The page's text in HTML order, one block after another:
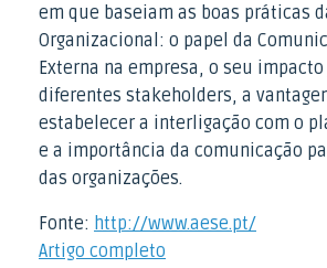
em que baseiam as boas práticas
Organizacional: o papel da
Externa na empresa, o seu
diferentes stakeholders, a
estabelecer a interligação com o
e a importância da comunicação
das organizações.
Fonte: http://www.aese.pt/
Artigo completo